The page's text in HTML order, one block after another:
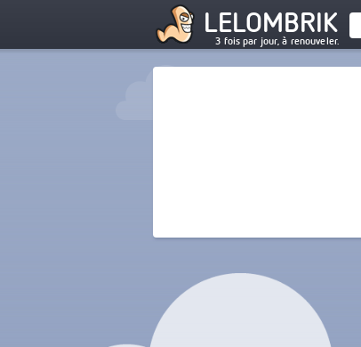
LELOMBRIK
3 fois par jour, à renouveler.